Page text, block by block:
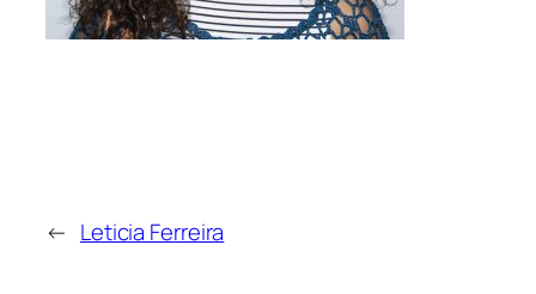
← Leticia Ferreira